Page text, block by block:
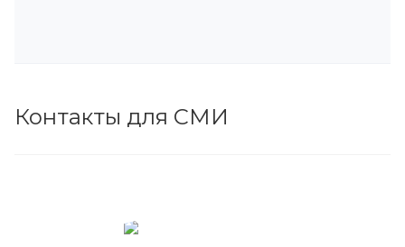
Контакты для СМИ